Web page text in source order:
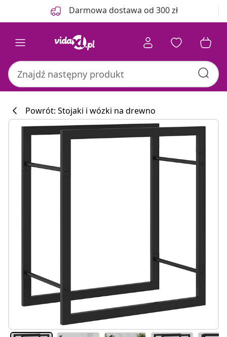
Darmowa dostawa od 300 zł
Powrót: Stojaki i wózki na drewno